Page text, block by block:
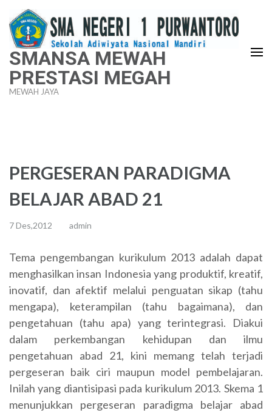
Lompat
ke
konten
(Tekan
Enter)
SMANSA MEWAH
PRESTASI MEGAH
MEWAH JAYA
PERGESERAN PARADIGMA
BELAJAR ABAD 21
7 Des,2012 admin
Tema pengembangan kurikulum 2013 adalah dapat
menghasilkan insan Indonesia yang produktif, kreatif,
inovatif, dan afektif melalui penguatan sikap (tahu
mengapa), keterampilan (tahu bagaimana), dan
pengetahuan (tahu apa) yang terintegrasi. Diakui
dalam perkembangan kehidupan dan ilmu
pengetahuan abad 21, kini memang telah terjadi
pergeseran baik ciri maupun model pembelajaran.
Inilah yang diantisipasi pada kurikulum 2013. Skema 1
menunjukkan pergeseran paradigma belajar abad